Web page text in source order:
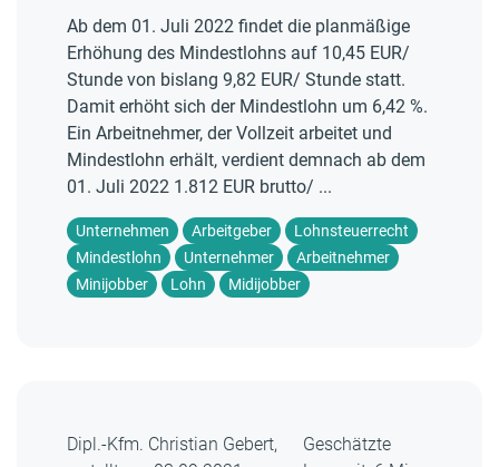
Ab dem 01. Juli 2022 findet die planmäßige
Erhöhung des Mindestlohns auf 10,45 EUR/
Stunde von bislang 9,82 EUR/ Stunde statt.
Damit erhöht sich der Mindestlohn um 6,42 %.
Ein Arbeitnehmer, der Vollzeit arbeitet und
Mindestlohn erhält, verdient demnach ab dem
01. Juli 2022 1.812 EUR brutto/ ...
Unternehmen Arbeitgeber
Lohnsteuerrecht
Mindestlohn
Unternehmer
Arbeitnehmer
Minijobber
Lohn Midijobber
Dipl.-Kfm. Christian Gebert,
Geschätzte